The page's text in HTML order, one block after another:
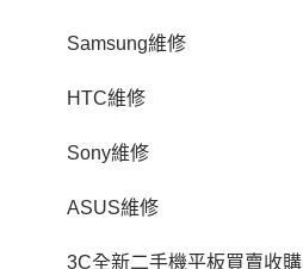
Samsung維修
HTC維修
Sony維修
ASUS維修
3C全新二手機平板買賣收購